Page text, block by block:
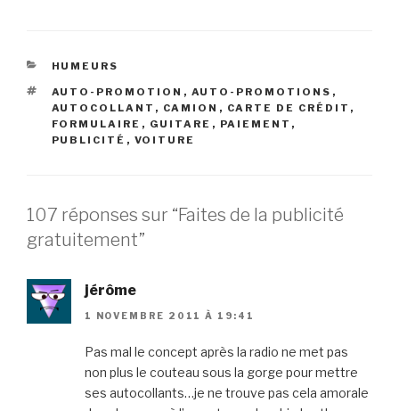
CATÉGORIES
HUMEURS
ÉTIQUETTES
AUTO-PROMOTION , AUTO-PROMOTIONS ,
AUTOCOLLANT , CAMION , CARTE DE CRÉDIT ,
FORMULAIRE , GUITARE , PAIEMENT ,
PUBLICITÉ , VOITURE
107 réponses sur “Faites de la publicité
gratuitement”
jérôme
1 NOVEMBRE 2011 À 19:41
Pas mal le concept après la radio ne met pas
non plus le couteau sous la gorge pour mettre
ses autocollants…je ne trouve pas cela amorale